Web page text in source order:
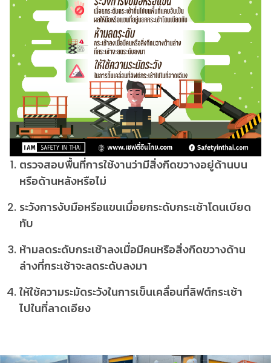
ตรวจสอบพื้นที่การใช้งานว่ามีสิ่งกีดขวางอยู่ด้านบน
หรือด้านหลังหรือไม่
ระวังการงับมือหรือแขนเมื่อยกระดับกระเช้าโดนเบียด
ทับ
ห้ามลดระดับกระเช้าลงเมื่อมีคนหรือสิ่งกีดขวางด้าน
ล่างที่กระเช้าจะลดระดับลงมา
ให้ใช้ความระมัดระวังในการเข็นเคลื่อนที่ลิฟต์กระเช้า
ไปในที่ลาดเอียง